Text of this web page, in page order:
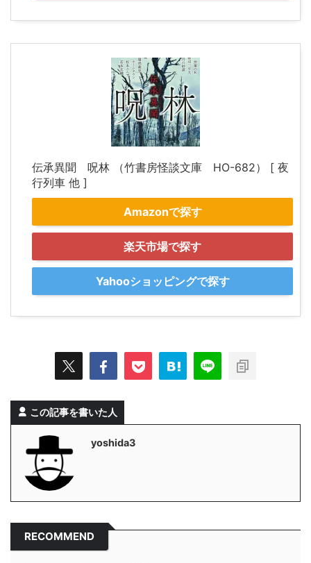
伝承異聞 呪林 （竹書房怪談文庫 HO-682） [ 夜
行列車 他 ]
Amazonで探す
楽天市場で探す
Yahooショッピングで探す
この記事を書いた人
yoshida3
RECOMMEND